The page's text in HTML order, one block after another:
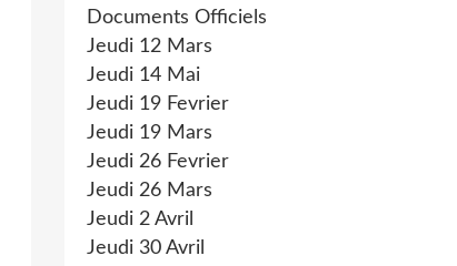
Documents Officiels
Jeudi 12 Mars
Jeudi 14 Mai
Jeudi 19 Fevrier
Jeudi 19 Mars
Jeudi 26 Fevrier
Jeudi 26 Mars
Jeudi 2 Avril
Jeudi 30 Avril